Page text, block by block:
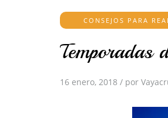
CONSEJOS PARA
Temporadas
16 enero, 2018 / por